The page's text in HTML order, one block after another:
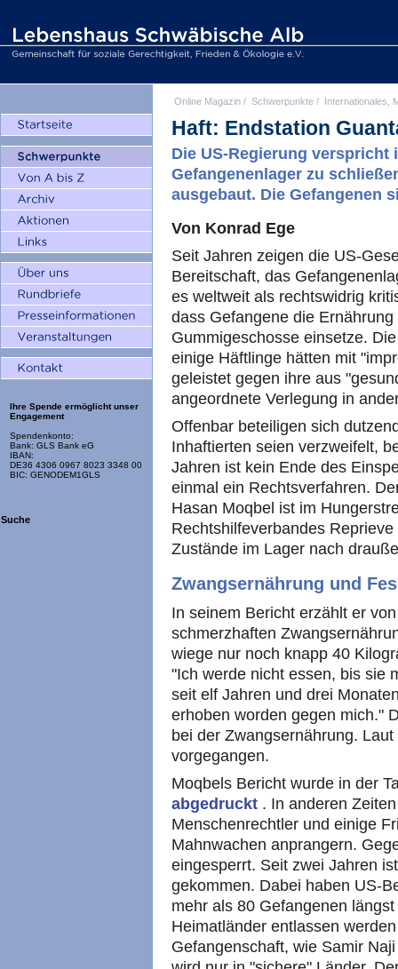
Ihre Spende ermöglicht unser
Engagement
Spendenkonto:
Bank: GLS Bank eG
IBAN:
DE36 4306 0967 8023 3348 00
BIC: GENODEM1GLS
Suche
Online Magazin / Schwerpunkte / Internationales,
Haft: Endstation
Die US-Regierung
Gefangenenlager zu
ausgebaut. Die Gefangenen
Von Konrad Ege
Seit Jahren zeigen die US-
Bereitschaft, das
es weltweit als rechtswidrig
dass Gefangene die
Gummigeschosse einsetze.
einige Häftlinge hätten mit
geleistet gegen ihre aus
angeordnete Verlegung in
Offenbar beteiligen sich
Inhaftierten seien verzweifelt,
Jahren ist kein Ende des
einmal ein Rechtsverfahren.
Hasan Moqbel ist im
Rechtshilfeverbandes
Zustände im Lager nach
Zwangsernährung und
In seinem Bericht erzählt er
schmerzhaften
wiege nur noch knapp 40
"Ich werde nicht essen, bis sie
seit elf Jahren und drei
erhoben worden gegen mich."
bei der Zwangsernährung.
vorgegangen.
Moqbels Bericht wurde in der
abgedruckt . In anderen
Menschenrechtler und einige
Mahnwachen anprangern.
eingesperrt. Seit zwei Jahren
gekommen. Dabei haben US-
mehr als 80 Gefangenen
Heimatländer entlassen
Gefangenschaft, wie Samir